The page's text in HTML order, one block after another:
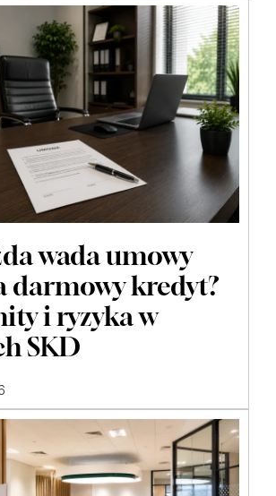
wada umowy
darmowy kredyt?
i ryzyka w
SKD